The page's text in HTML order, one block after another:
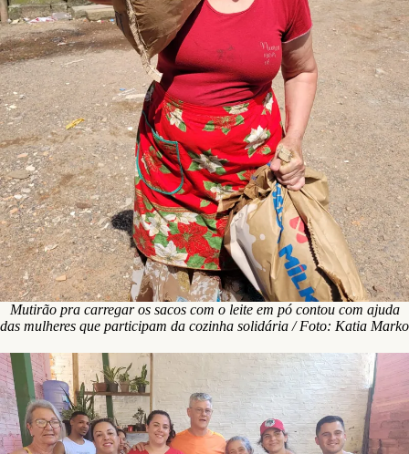
Mutirão pra carregar os sacos com o leite em pó contou com ajuda
das mulheres que participam da cozinha solidária / Foto: Katia Marko